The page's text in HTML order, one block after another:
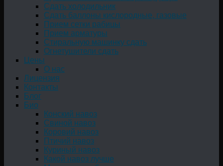
Сдать холодильник
Сдать баллоны кислородные, газовые
Прием сетки рабицы
Прием арматуры
Стиральную машинку сдать
Огнетушители сдать
Цены
О нас
Лицензия
Контакты
Блог
Био
Конский навоз
Свиной навоз
Коровий навоз
Птичий навоз
Куриный навоз
Какой навоз лучше